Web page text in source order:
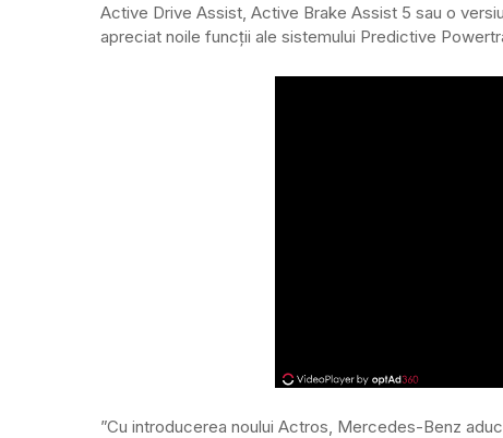
Active Drive Assist, Active Brake Assist 5 sau o
apreciat noile funcții ale sistemului Predictive
”Cu introducerea noului Actros, Mercedes-Benz